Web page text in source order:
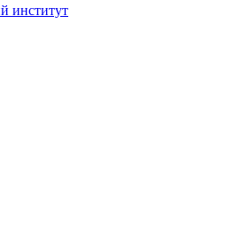
институт